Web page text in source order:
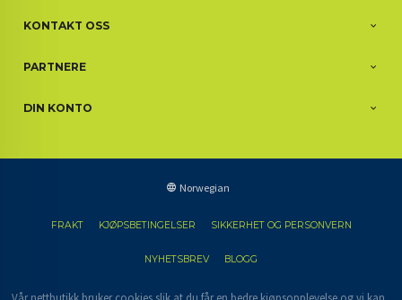
KONTAKT OSS
PARTNERE
DIN KONTO
Norwegian
FRAKT KJØPSBETINGELSER SIKKERHET OG PERSONVERN
NYHETSBREV BLOGG